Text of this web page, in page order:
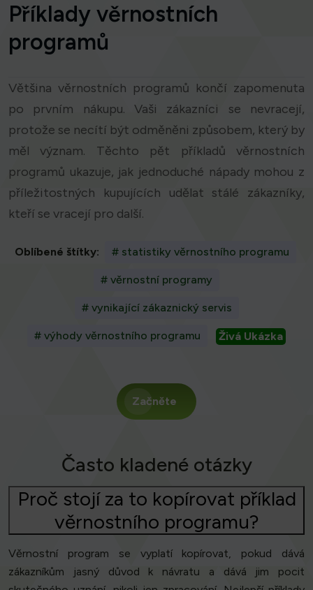
Příklady věrnostních
programů
Většina věrnostních programů končí zapomenuta
po prvním nákupu. Vaši zákazníci se nevracejí,
protože se necítí být odměněni způsobem, který by
měl význam. Těchto pět příkladů věrnostních
programů ukazuje, jak jednoduché nápady mohou z
příležitostných kupujících udělat stálé zákazníky,
kteří se vracejí pro další.
Oblíbené štítky: # statistiky věrnostního programu
# věrnostní programy
# vynikající zákaznický servis
# výhody věrnostního programu Živá Ukázka
Začněte
Často kladené otázky
Proč stojí za to kopírovat příklad
věrnostního programu?
Věrnostní program se vyplatí kopírovat, pokud dává
zákazníkům jasný důvod k návratu a dává jim pocit